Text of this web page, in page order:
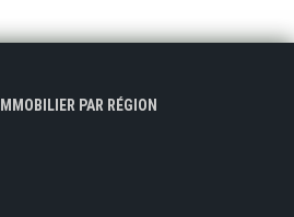
PAR RÉGION